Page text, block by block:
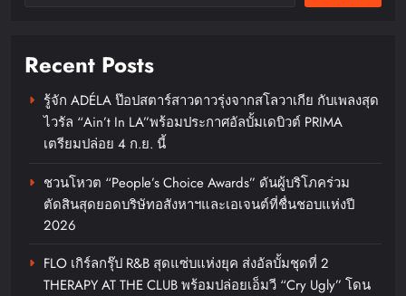
ใจกลุ่มเรียลดีมานด์ ตอบรับกระแสดี
บ้านไม่เกิน 10 ล้าน สร้างยอดขาย
ครึ่งปีแรก กว่า 4,000 ล้านบาท
Recent Posts
รู้จัก ADÉLA ป๊อปสตาร์สาวดาวรุ่งจากสโลวาเกีย กับเพลงสุด
ไวรัล “Ain’t In LA”พร้อมประกาศอัลบั้มเดบิวต์ PRIMA
เตรียมปล่อย 4 ก.ย. นี้
ชวนโหวต “People’s Choice Awards” ดันผู้บริโภคร่วม
ตัดสินสุดยอดบริษัทอสังหาฯและเอเจนต์ที่ชื่นชอบแห่งปี
2026
FLO เกิร์ลกรุ๊ป R&B สุดแซ่บแห่งยุค ส่งอัลบั้มชุดที่ 2
THERAPY AT THE CLUB พร้อมปล่อยเอ็มวี “Cry Ugly” โดน